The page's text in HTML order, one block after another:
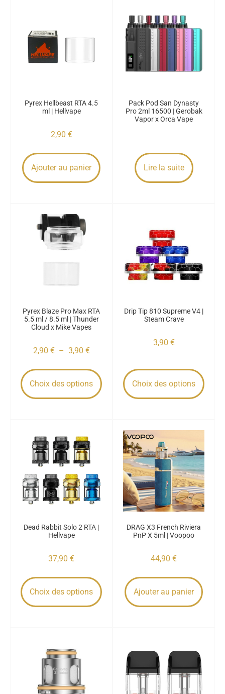
Pyrex Hellbeast RTA 4.5
ml | Hellvape
2,90 €
Ajouter au panier
Pack Pod San Dynasty
Pro 2ml 16500 | Gerobak
Vapor x Orca Vape
Lire la suite
Pyrex Blaze Pro Max RTA
5.5 ml / 8.5 ml | Thunder
Cloud x Mike Vapes
2,90 € – 3,90 €
Choix des options
Drip Tip 810 Supreme V4 |
Steam Crave
3,90 €
Choix des options
Dead Rabbit Solo 2 RTA |
Hellvape
37,90 €
Choix des options
DRAG X3 French Riviera
PnP X 5ml | Voopoo
44,90 €
Ajouter au panier